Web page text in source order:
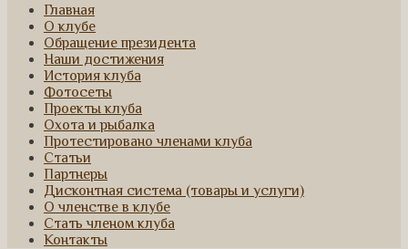
Главная
О клубе
Обращение президента
Наши достижения
История клуба
Фотосеты
Проекты клуба
Охота и рыбалка
Протестировано членами клуба
Статьи
Партнеры
Дисконтная система (товары и услуги)
О членстве в клубе
Стать членом клуба
Контакты